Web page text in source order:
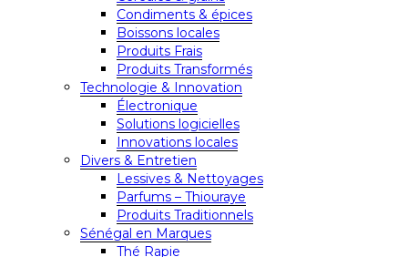
Condiments & épices
Boissons locales
Produits Frais
Produits Transformés
Technologie & Innovation
Électronique
Solutions logicielles
Innovations locales
Divers & Entretien
Lessives & Nettoyages
Parfums – Thiouraye
Produits Traditionnels
Sénégal en Marques
Thé Rapie